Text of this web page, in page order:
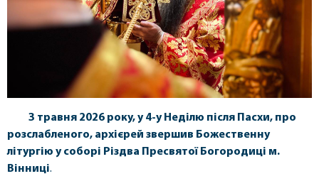
3 травня 2026 року, у 4-у Неділю після Пасхи, про
розслабленого, архієрей звершив Божественну
літургію у соборі Різдва Пресвятої Богородиці м.
Вінниці.